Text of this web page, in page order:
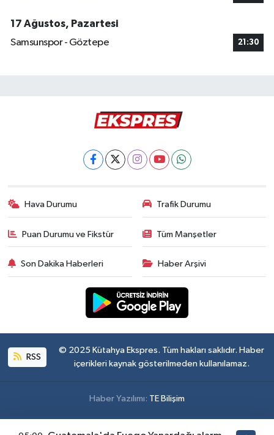
17 Ağustos, Pazartesi
Samsunspor - Göztepe
21:30
Hava Durumu Trafik Durumu
Puan Durumu ve Fikstür Tüm Manşetler
Son Dakika Haberleri Haber Arşivi
RSS
© 2025 Kütahya Ekspres. Tüm hakları saklıdır. Haber
içerikleri kaynak gösterilmeden kullanılamaz.
Haber Yazılımı: TE Bilişim